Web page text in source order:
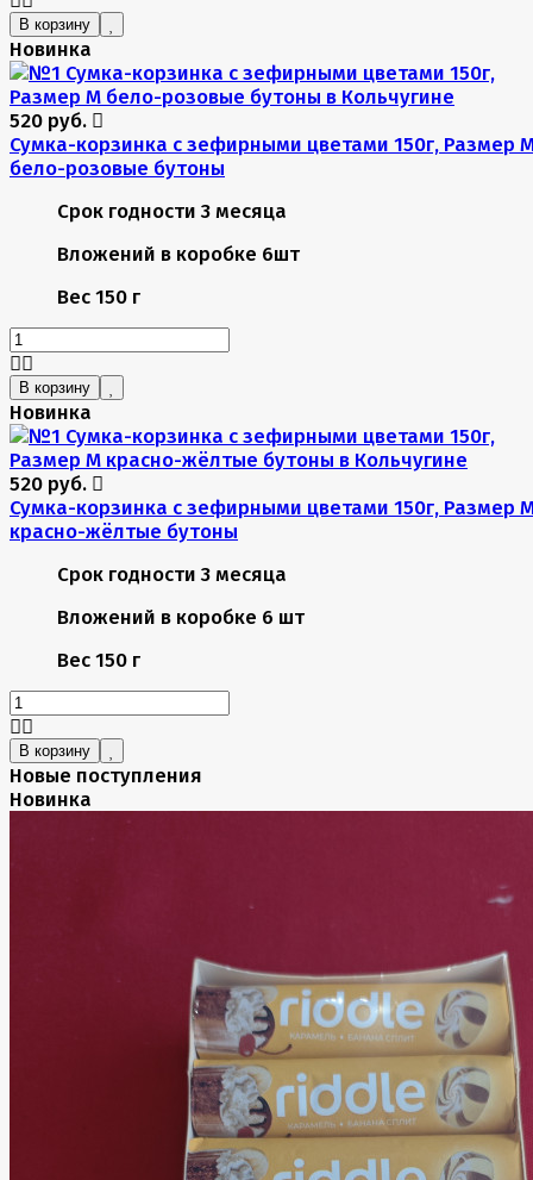
В корзину
Новинка
520 руб.
Сумка-корзинка с зефирными цветами 150г, Размер
бело-розовые бутоны
Срок годности 3 месяца
Вложений в коробке 6шт
Вес 150 г
В корзину
Новинка
520 руб.
Сумка-корзинка с зефирными цветами 150г, Размер
красно-жёлтые бутоны
Срок годности 3 месяца
Вложений в коробке 6 шт
Вес 150 г
В корзину
Новые поступления
Новинка